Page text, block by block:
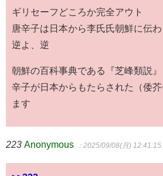
ギリセーフどころか完全アウト
唐辛子は日本から李氏氏朝鮮に伝
逆よ、逆
朝鮮の百科事典である『芝峰類説
辛子が日本からもたらされた（倭
ます
223 Anonymous ：2025/09/08(月)